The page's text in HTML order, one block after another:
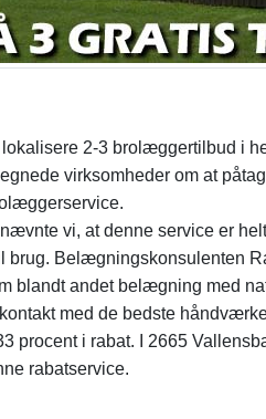
2-3 brolæggertilbud i
virksomheder om at
vi, at denne service er
brug. Belægningskonsulenten
blandt andet belægning med
med de bedste
procent i rabat. I 2665
rabatservice.